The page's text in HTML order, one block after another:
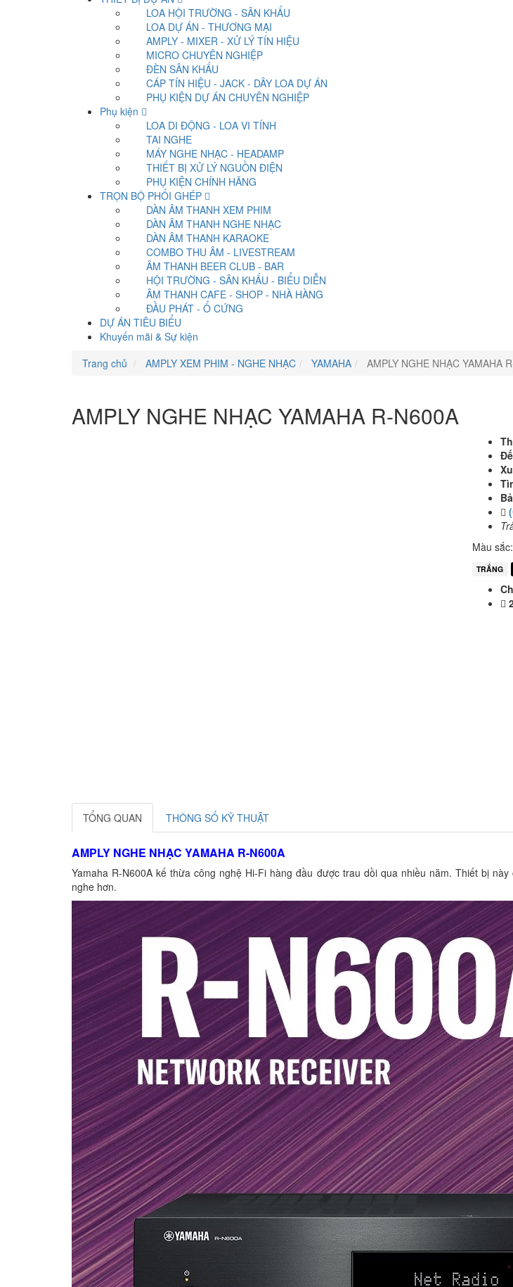
LOA HỘI TRƯỜNG - SÂN KHẤU
LOA DỰ ÁN - THƯƠNG MẠI
AMPLY - MIXER - XỬ LÝ TÍN HIỆU
MICRO CHUYÊN NGHIỆP
ĐÈN SÂN KHẤU
CÁP TÍN HIỆU - JACK - DÂY LOA DỰ ÁN
PHỤ KIỆN DỰ ÁN CHUYÊN NGHIỆP
Phụ kiện
LOA DI ĐỘNG - LOA VI TÍNH
TAI NGHE
MÁY NGHE NHẠC - HEADAMP
THIẾT BỊ XỬ LÝ NGUỒN ĐIỆN
PHỤ KIỆN CHÍNH HÃNG
TRỌN BỘ PHỐI GHÉP
DÀN ÂM THANH XEM PHIM
DÀN ÂM THANH NGHE NHẠC
DÀN ÂM THANH KARAOKE
COMBO THU ÂM - LIVESTREAM
ÂM THANH BEER CLUB - BAR
HỘI TRƯỜNG - SÂN KHẤU - BIỂU DIỄN
ÂM THANH CAFE - SHOP - NHÀ HÀNG
ĐẦU PHÁT - Ổ CỨNG
DỰ ÁN TIÊU BIỂU
Khuyến mãi & Sự kiện
Trang chủ
AMPLY XEM PHIM - NGHE NHẠC YAMAHA AMPLY NGHE NHẠC YAMAHA
AMPLY NGHE NHẠC YAMAHA R-N600A
Màu sắc:
TRẮNG
TỔNG QUAN THÔNG SỐ KỸ THUẬT
AMPLY NGHE NHẠC YAMAHA R-N600A
Yamaha R-N600A kế thừa công nghệ Hi-Fi hàng đầu được trau dồi qua nhiều năm. Thiết bị
nghe hơn.